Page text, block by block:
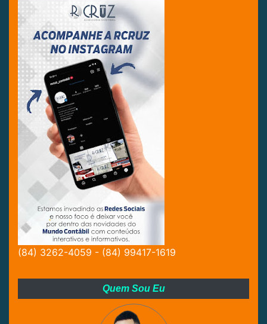
(84) 3262-4059 - (84) 99417-1619
Quem Sou Eu